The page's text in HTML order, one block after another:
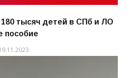
тысяч детей в СПб и ЛО
пособие